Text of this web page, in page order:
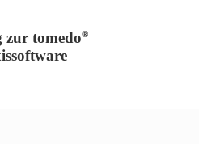
zur tomedo®